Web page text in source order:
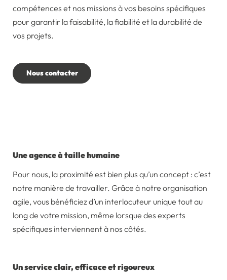
compétences et nos missions à vos besoins spécifiques
pour garantir la faisabilité, la fiabilité et la durabilité de
vos projets.
Une agence à taille humaine
Pour nous, la proximité est bien plus qu’un concept : c’est
notre manière de travailler. Grâce à notre organisation
agile, vous bénéficiez d’un interlocuteur unique tout au
long de votre mission, même lorsque des experts
spécifiques interviennent à nos côtés.
Un service clair, efficace et rigoureux